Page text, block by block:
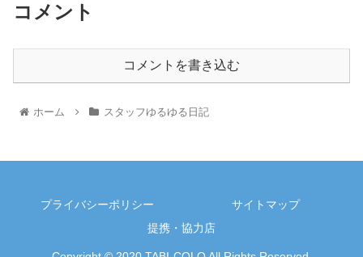
コメント
コメントを書き込む
ホーム スタッフゆるゆる日記
プライバシーポリシー
サイトマップ
提携・協力店